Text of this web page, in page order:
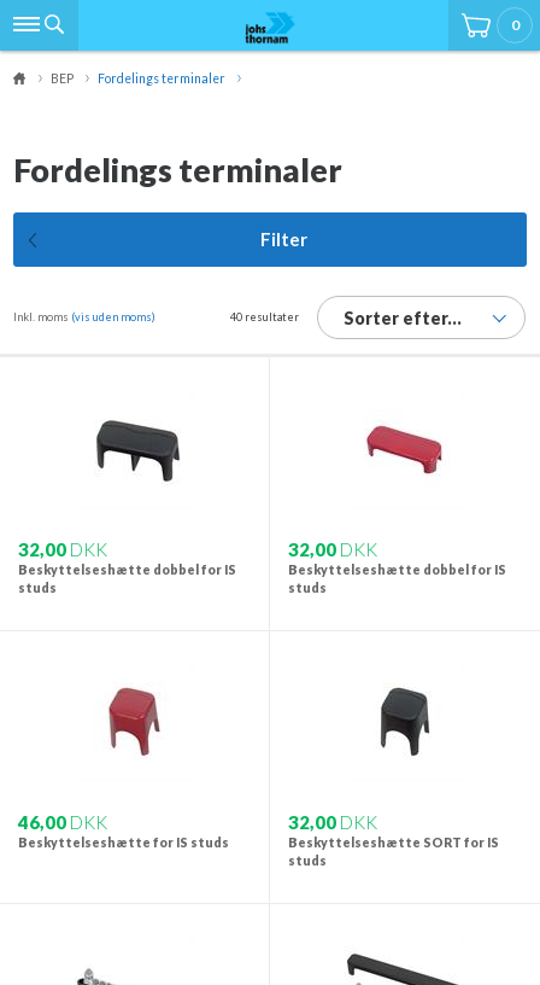
0
BEP Fordelings terminaler
Fordelings terminaler
Filter
Sorter efter...
40 resultater
Inkl. moms (vis uden moms)
32,00 DKK
Beskyttelseshætte dobbel for IS
studs
32,00 DKK
Beskyttelseshætte dobbel for IS
studs
46,00 DKK
Beskyttelseshætte for IS studs
32,00 DKK
Beskyttelseshætte SORT for IS
studs